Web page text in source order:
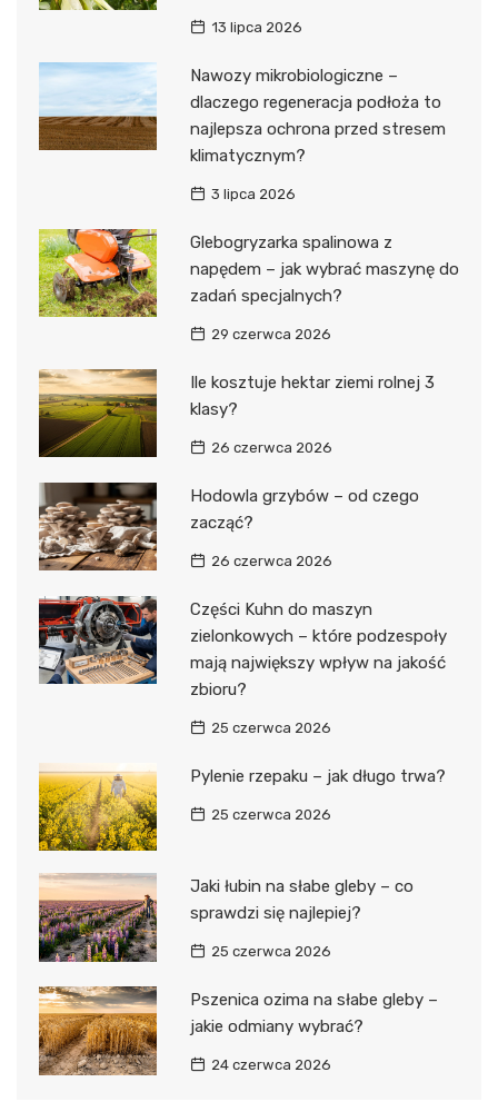
13 lipca 2026
Nawozy mikrobiologiczne –
dlaczego regeneracja podłoża to
najlepsza ochrona przed stresem
klimatycznym?
3 lipca 2026
Glebogryzarka spalinowa z
napędem – jak wybrać maszynę do
zadań specjalnych?
29 czerwca 2026
Ile kosztuje hektar ziemi rolnej 3
klasy?
26 czerwca 2026
Hodowla grzybów – od czego
zacząć?
26 czerwca 2026
Części Kuhn do maszyn
zielonkowych – które podzespoły
mają największy wpływ na jakość
zbioru?
25 czerwca 2026
Pylenie rzepaku – jak długo trwa?
25 czerwca 2026
Jaki łubin na słabe gleby – co
sprawdzi się najlepiej?
25 czerwca 2026
Pszenica ozima na słabe gleby –
jakie odmiany wybrać?
24 czerwca 2026